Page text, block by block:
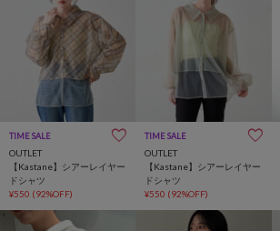
TIME SALE
OUTLET
【Kastane】シアーレイヤー
ドシャツ
¥550 (92%OFF)
TIME SALE
OUTLET
【Kastane】シアーレイヤー
ドシャツ
¥550 (92%OFF)